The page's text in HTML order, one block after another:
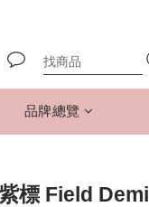
品牌總覽
標 Field Demi